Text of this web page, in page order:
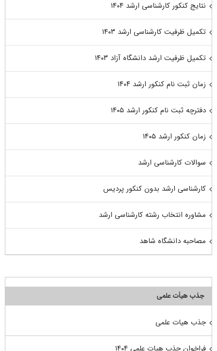
نتایج کنکور کارشناسی ارشد ۱۴۰۴
تکمیل ظرفیت کارشناسی ارشد ۱۴۰۳
تکمیل ظرفیت ارشد دانشگاه آزاد ۱۴۰۳
زمان ثبت نام کنکور ارشد ۱۴۰۴
دفترچه ثبت نام کنکور ارشد ۱۴۰۵
زمان کنکور ارشد ۱۴۰۵
سوالات کارشناسی ارشد
کارشناسی ارشد بدون کنکور پردیس
مشاوره انتخاب رشته کارشناسی ارشد
مصاحبه دانشگاه شاهد
جذب هیأت علمی
جذب هیات علمی
فراخوان جذب هیات علمی ۱۴۰۴